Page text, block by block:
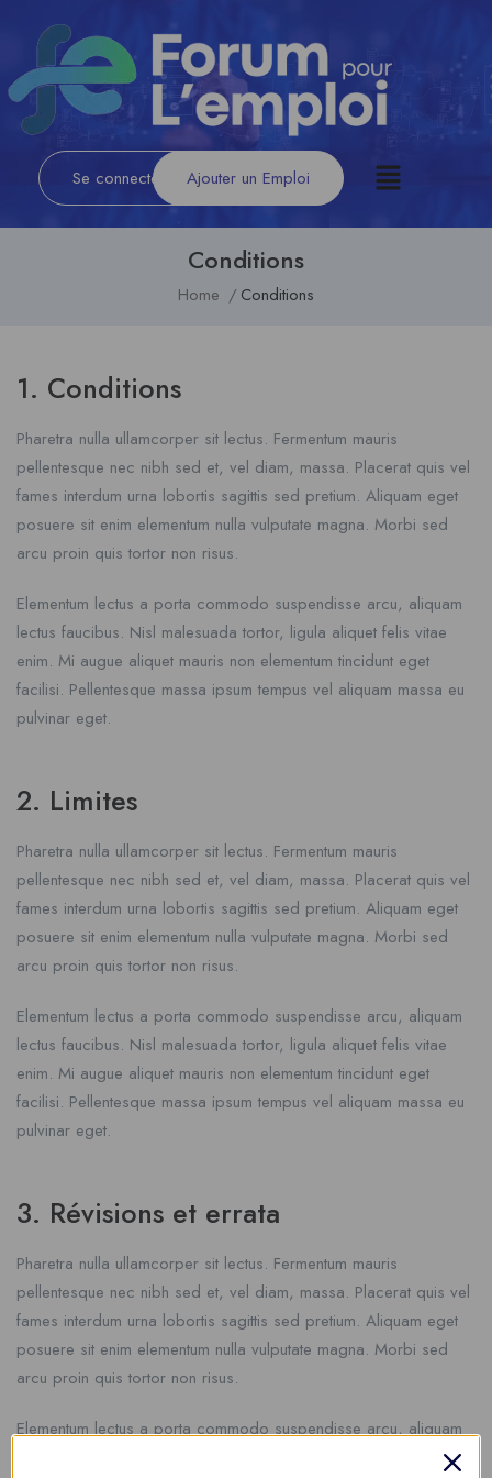
Se connecter S'inscrire
Ajouter un Emploi
Conditions
Home Conditions
1. Conditions
Pharetra nulla ullamcorper sit lectus. Fermentum mauris
pellentesque nec nibh sed et, vel diam, massa. Placerat quis vel
fames interdum urna lobortis sagittis sed pretium. Aliquam eget
posuere sit enim elementum nulla vulputate magna. Morbi sed
arcu proin quis tortor non risus.
Elementum lectus a porta commodo suspendisse arcu, aliquam
lectus faucibus. Nisl malesuada tortor, ligula aliquet felis vitae
enim. Mi augue aliquet mauris non elementum tincidunt eget
facilisi. Pellentesque massa ipsum tempus vel aliquam massa eu
pulvinar eget.
2. Limites
Pharetra nulla ullamcorper sit lectus. Fermentum mauris
pellentesque nec nibh sed et, vel diam, massa. Placerat quis vel
fames interdum urna lobortis sagittis sed pretium. Aliquam eget
posuere sit enim elementum nulla vulputate magna. Morbi sed
arcu proin quis tortor non risus.
Elementum lectus a porta commodo suspendisse arcu, aliquam
lectus faucibus. Nisl malesuada tortor, ligula aliquet felis vitae
enim. Mi augue aliquet mauris non elementum tincidunt eget
facilisi. Pellentesque massa ipsum tempus vel aliquam massa eu
pulvinar eget.
3. Révisions et errata
Pharetra nulla ullamcorper sit lectus. Fermentum mauris
pellentesque nec nibh sed et, vel diam, massa. Placerat quis vel
fames interdum urna lobortis sagittis sed pretium. Aliquam eget
posuere sit enim elementum nulla vulputate magna. Morbi sed
arcu proin quis tortor non risus.
Elementum lectus a porta commodo suspendisse arcu, aliquam
lectus faucibus. Nisl malesuada tortor, ligula aliquet felis vitae